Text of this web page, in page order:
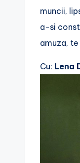
muncii,
a-si
amuza,
Cu: Lena